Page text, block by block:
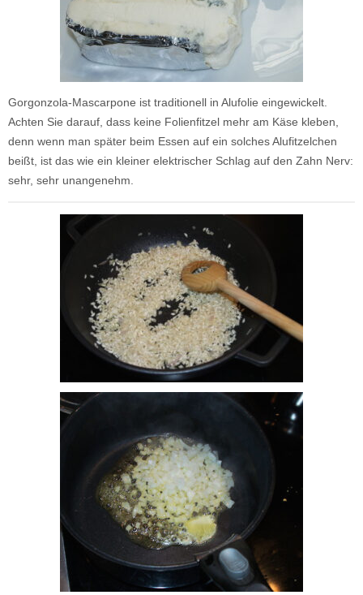
Gorgonzola-Mascarpone ist traditionell in Alufolie eingewickelt.
Achten Sie darauf, dass keine Folienfitzel mehr am Käse kleben,
denn wenn man später beim Essen auf ein solches Alufitzelchen
beißt, ist das wie ein kleiner elektrischer Schlag auf den Zahn Nerv:
sehr, sehr unangenehm.